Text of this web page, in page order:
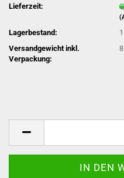
Lieferzeit:
Lagerbestand:
Versandgewicht inkl.
Verpackung:
8